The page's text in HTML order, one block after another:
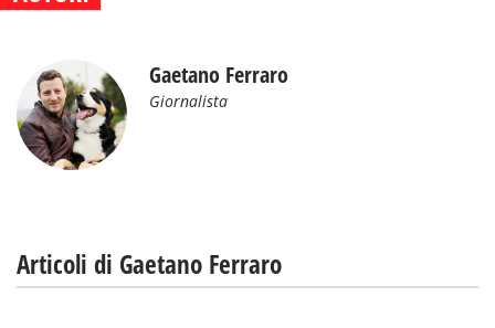
Gaetano Ferraro
Giornalista
Articoli di Gaetano Ferraro